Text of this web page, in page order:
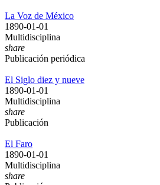
La Voz de México
1890-01-01
Multidisciplina
share
Publicación periódica
El Siglo diez y nueve
1890-01-01
Multidisciplina
share
Publicación
El Faro
1890-01-01
Multidisciplina
share